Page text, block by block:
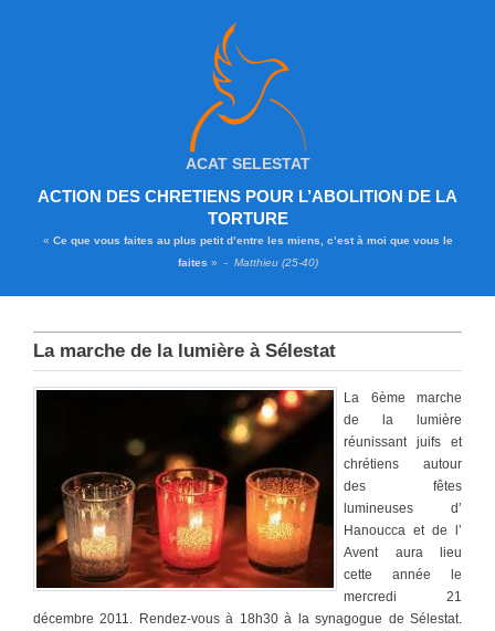
ACAT SELESTAT
ACTION DES CHRETIENS POUR L’ABOLITION DE LA
TORTURE
« Ce que vous faites au plus petit d’entre les miens, c’est à moi que vous le
faites » - Matthieu (25-40)
La marche de la lumière à Sélestat
La 6ème marche
de la lumière
réunissant juifs et
chrétiens autour
des fêtes
lumineuses d’
Hanoucca et de l’
Avent aura lieu
cette année le
mercredi 21
décembre 2011. Rendez-vous à 18h30 à la synagogue de Sélestat.